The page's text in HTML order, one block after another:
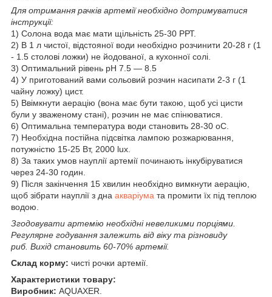
Для отримання рачків артемії необхідно дотримуватися
інструкції:
1) Солона вода має мати щільність 25-30 РРТ.
2) В 1 л чистої, відстояної води необхідно розчинити 20-28 г (1
- 1.5 столові ложки) не йодованої, а кухонної солі.
3) Оптимальний рівень pH 7.5 — 8.5
4) У приготований вами сольовий розчин насипати 2-3 г (1
чайну ложку) цист.
5) Ввімкнути аерацію (вона має бути такою, щоб усі цисти
були у зваженому стані), розчин не має спінюватися.
6) Оптимальна температура води становить 28-30 oC.
7) Необхідна постійна підсвітка лампою розжарювання,
потужністю 15-25 Вт, 2000 lux.
8) За таких умов науплії артемії починають інкубіруватися
через 24-30 годин.
9) Після закінчення 15 хвилин необхідно вимкнути аерацію,
щоб зібрати науплії з дна акваріума та промити їх під теплою
водою.
Згодовувати артемію необхідні невеликими порціями.
Регулярне годування залежить від віку та різновиду
риб. Вихід становить 60-70% артемії.
Склад корму: чисті рочки артемії.
Характеристики товару:
Виробник: AQUAXER.